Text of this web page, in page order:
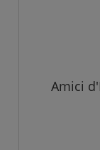
Amici